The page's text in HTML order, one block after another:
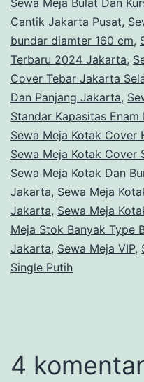
Sewa Meja Bulat Dan
Cantik Jakarta Pusat,
bundar diamter 160 cm,
Terbaru 2024 Jakarta,
Cover Tebar Jakarta
Dan Panjang Jakarta,
Standar Kapasitas
Sewa Meja Kotak Cover
Sewa Meja Kotak Cover
Sewa Meja Kotak Dan
Jakarta, Sewa Meja
Jakarta, Sewa Meja
Meja Stok Banyak Type
Jakarta, Sewa Meja VIP,
Single Putih
4 komentar